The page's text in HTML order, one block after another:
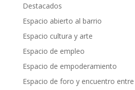
Destacados
Espacio abierto al barrio
Espacio cultura y arte
Espacio de empleo
Espacio de empoderamiento
Espacio de foro y encuentro